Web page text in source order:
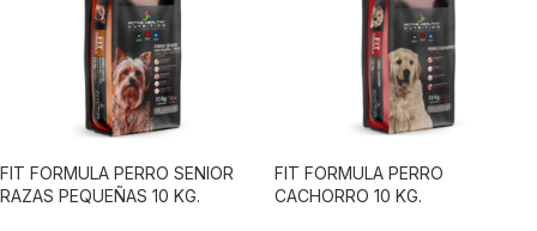
FIT FORMULA PERRO SENIOR
RAZAS PEQUEÑAS 10 KG.
FIT FORMULA PERRO
CACHORRO 10 KG.